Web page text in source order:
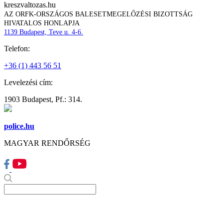
kreszvaltozas.hu
AZ ORFK-ORSZÁGOS BALESETMEGELŐZÉSI BIZOTTSÁG
HIVATALOS HONLAPJA
1139 Budapest, Teve u. 4-6.
Telefon:
+36 (1) 443 56 51
Levelezési cím:
1903 Budapest, Pf.: 314.
police.hu
MAGYAR RENDŐRSÉG